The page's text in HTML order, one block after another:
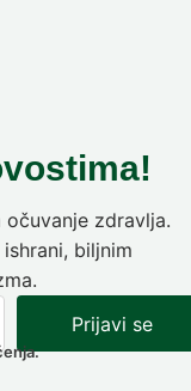
zdravlja.
biljnim
Prijavi se